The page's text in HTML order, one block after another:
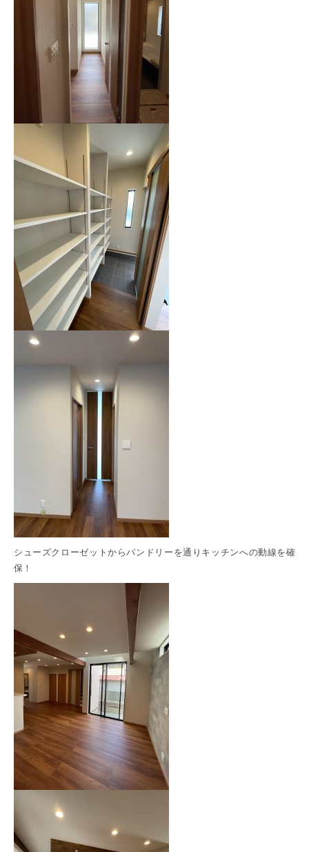
シューズクローゼットからパンドリーを通りキッチンへの動線を確
保！